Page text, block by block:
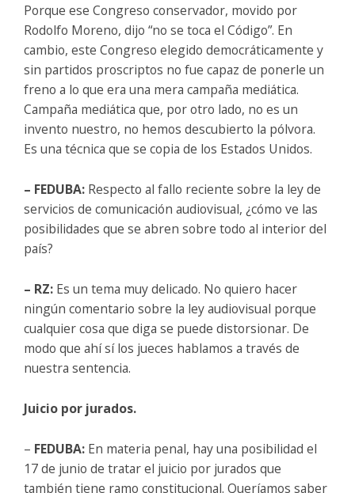
Porque ese Congreso conservador, movido por
Rodolfo Moreno, dijo “no se toca el Código”. En
cambio, este Congreso elegido democráticamente y
sin partidos proscriptos no fue capaz de ponerle un
freno a lo que era una mera campaña mediática.
Campaña mediática que, por otro lado, no es un
invento nuestro, no hemos descubierto la pólvora.
Es una técnica que se copia de los Estados Unidos.
– FEDUBA: Respecto al fallo reciente sobre la ley de
servicios de comunicación audiovisual, ¿cómo ve las
posibilidades que se abren sobre todo al interior del
país?
– RZ: Es un tema muy delicado. No quiero hacer
ningún comentario sobre la ley audiovisual porque
cualquier cosa que diga se puede distorsionar. De
modo que ahí sí los jueces hablamos a través de
nuestra sentencia.
Juicio por jurados.
– FEDUBA: En materia penal, hay una posibilidad el
17 de junio de tratar el juicio por jurados que
también tiene ramo constitucional. Queríamos saber